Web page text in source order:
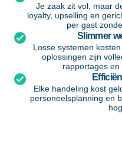
Je zaak zit vol, maar
loyalty, upselling en
per gast
Slimmer
Losse systemen
oplossingen zijn
rapportages en
Elke handeling kost
personeelsplanning en